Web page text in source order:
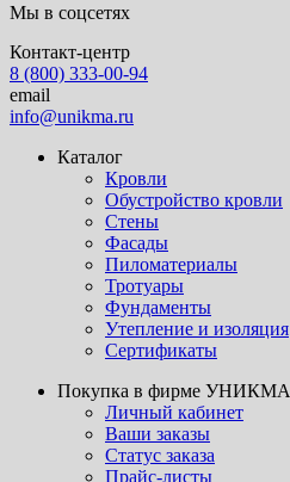
Мы в соцсетях
Контакт-центр
8 (800) 333-00-94
email
info@unikma.ru
Каталог
Кровли
Обустройство кровли
Стены
Фасады
Пиломатериалы
Тротуары
Фундаменты
Утепление и изоляция
Сертификаты
Покупка в фирме УНИКМА
Личный кабинет
Ваши заказы
Статус заказа
Прайс-листы